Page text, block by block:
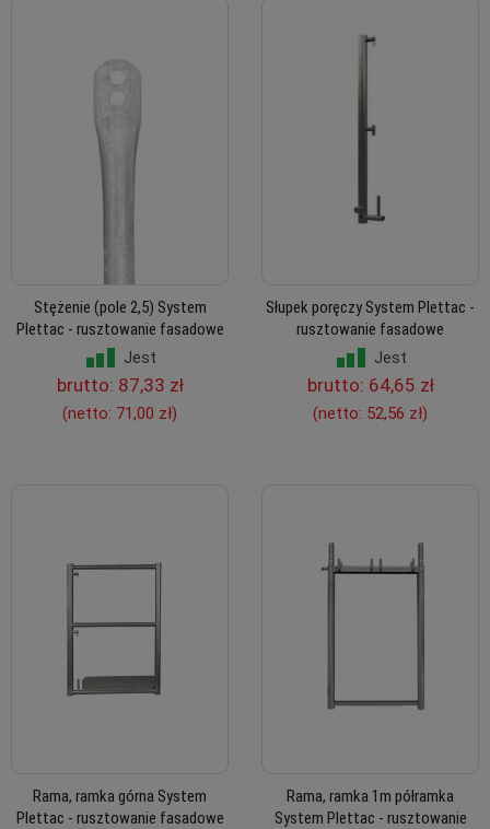
Stężenie (pole 2,5) System
Plettac - rusztowanie fasadowe
Jest
brutto: 87,33 zł
(netto: 71,00 zł)
Słupek poręczy System Plettac -
rusztowanie fasadowe
Jest
brutto: 64,65 zł
(netto: 52,56 zł)
Rama, ramka górna System
Plettac - rusztowanie fasadowe
Rama, ramka 1m półramka
System Plettac - rusztowanie